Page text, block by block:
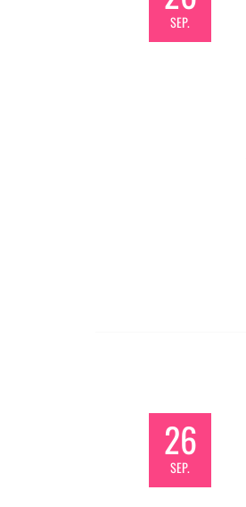
SEP.
26
SEP.